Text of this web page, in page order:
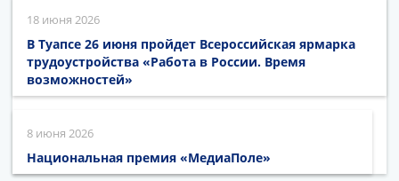
18 июня 2026
В Туапсе 26 июня пройдет Всероссийская ярмарка
трудоустройства «Работа в России. Время
возможностей»
8 июня 2026
Национальная премия «МедиаПоле»